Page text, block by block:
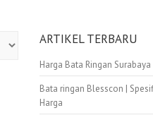
ARTIKEL TERBARU
Harga Bata Ringan
Bata ringan Blesscon |
Harga